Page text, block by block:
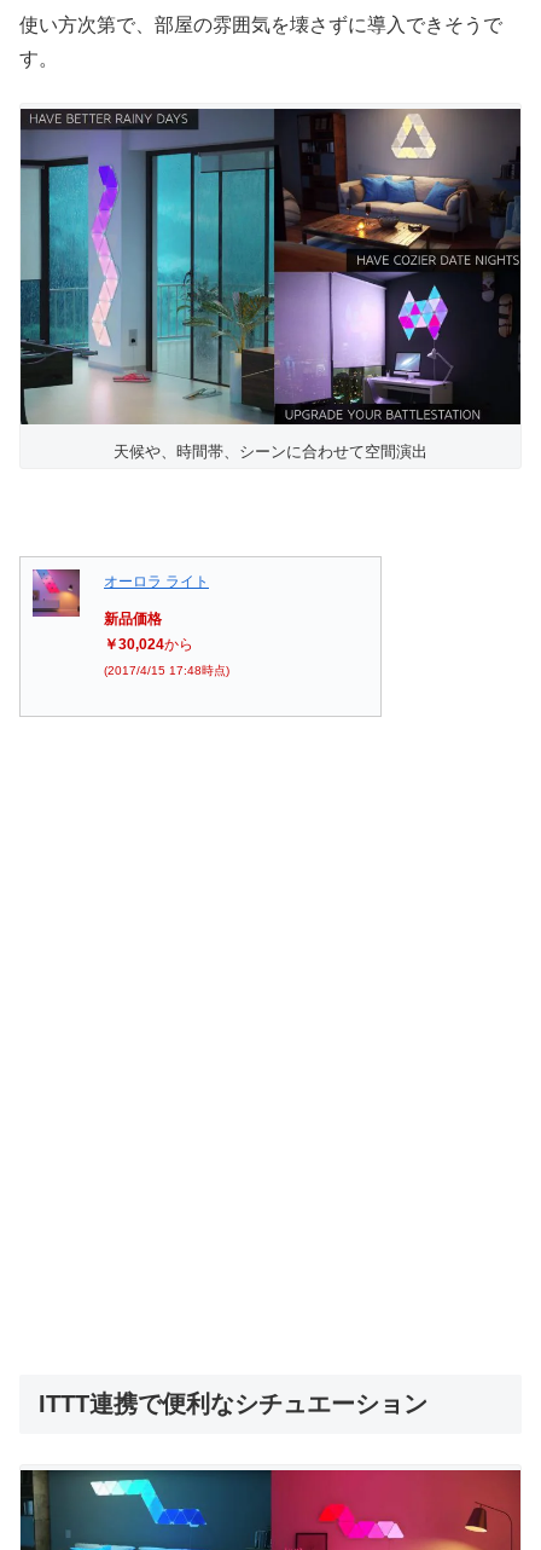
使い方次第で、部屋の雰囲気を壊さずに導入できそうで
す。
天候や、時間帯、シーンに合わせて空間演出
オーロラ ライト
新品価格
￥30,024から
(2017/4/15 17:48時点)
ITTT連携で便利なシチュエーション